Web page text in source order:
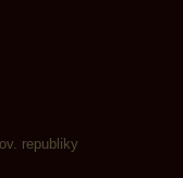
republiky